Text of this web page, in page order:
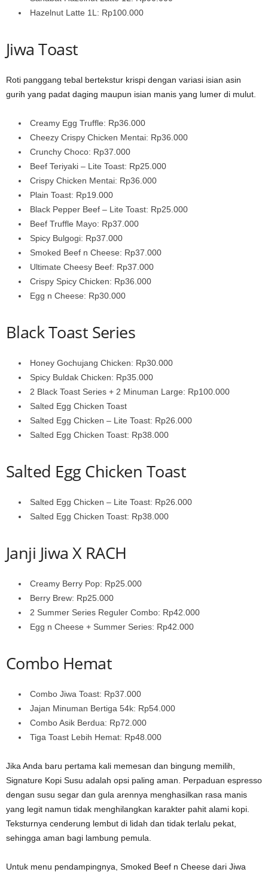
Hazelnut Latte 1L: Rp100.000
Jiwa Toast
Roti panggang tebal bertekstur krispi dengan variasi isian asin
gurih yang padat daging maupun isian manis yang lumer di mulut.
Creamy Egg Truffle: Rp36.000
Cheezy Crispy Chicken Mentai: Rp36.000
Crunchy Choco: Rp37.000
Beef Teriyaki – Lite Toast: Rp25.000
Crispy Chicken Mentai: Rp36.000
Plain Toast: Rp19.000
Black Pepper Beef – Lite Toast: Rp25.000
Beef Truffle Mayo: Rp37.000
Spicy Bulgogi: Rp37.000
Smoked Beef n Cheese: Rp37.000
Ultimate Cheesy Beef: Rp37.000
Crispy Spicy Chicken: Rp36.000
Egg n Cheese: Rp30.000
Black Toast Series
Honey Gochujang Chicken: Rp30.000
Spicy Buldak Chicken: Rp35.000
2 Black Toast Series + 2 Minuman Large: Rp100.000
Salted Egg Chicken Toast
Salted Egg Chicken – Lite Toast: Rp26.000
Salted Egg Chicken Toast: Rp38.000
Salted Egg Chicken Toast
Salted Egg Chicken – Lite Toast: Rp26.000
Salted Egg Chicken Toast: Rp38.000
Janji Jiwa X RACH
Creamy Berry Pop: Rp25.000
Berry Brew: Rp25.000
2 Summer Series Reguler Combo: Rp42.000
Egg n Cheese + Summer Series: Rp42.000
Combo Hemat
Combo Jiwa Toast: Rp37.000
Jajan Minuman Bertiga 54k: Rp54.000
Combo Asik Berdua: Rp72.000
Tiga Toast Lebih Hemat: Rp48.000
Jika Anda baru pertama kali memesan dan bingung memilih,
Signature Kopi Susu adalah opsi paling aman. Perpaduan espresso
dengan susu segar dan gula arennya menghasilkan rasa manis
yang legit namun tidak menghilangkan karakter pahit alami kopi.
Teksturnya cenderung lembut di lidah dan tidak terlalu pekat,
sehingga aman bagi lambung pemula.
Untuk menu pendampingnya, Smoked Beef n Cheese dari Jiwa